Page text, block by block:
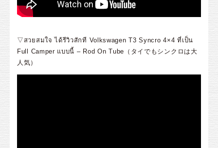
▽สวยสมใจ ได้รีวิวสักที Volkswagen T3 Syncro 4×4 ที่เป็น
Full Camper แบบนี้ – Rod On Tube（タイでもシンクロは大
人気）